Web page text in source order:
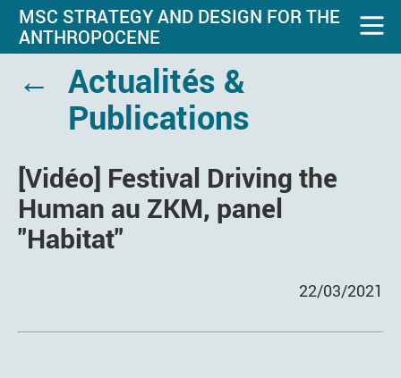
MSC STRATEGY AND DESIGN FOR THE
ANTHROPOCENE
← Actualités &
Publications
[Vidéo] Festival Driving the
Human au ZKM, panel
"Habitat"
22/03/2021